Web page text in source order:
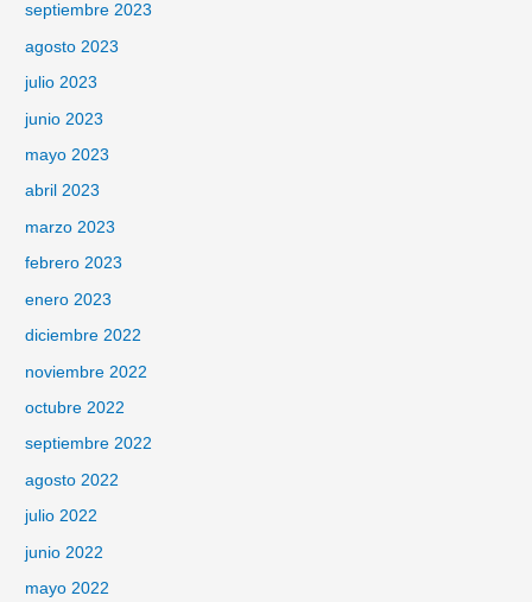
septiembre 2023
agosto 2023
julio 2023
junio 2023
mayo 2023
abril 2023
marzo 2023
febrero 2023
enero 2023
diciembre 2022
noviembre 2022
octubre 2022
septiembre 2022
agosto 2022
julio 2022
junio 2022
mayo 2022